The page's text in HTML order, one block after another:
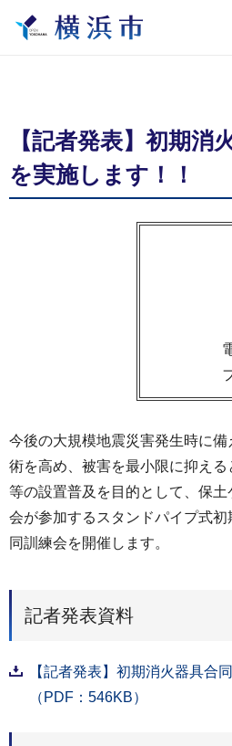
【記者発表】初期消
を実施します！！
今後の大規模地震災害発生時に
術を高め、被害を最小限に抑え
等の設置普及を目的として、保
会が参加するスタンドパイプ式
同訓練会を開催します。
記者発表資料
【記者発表】初期消火器具合
（PDF：546KB）